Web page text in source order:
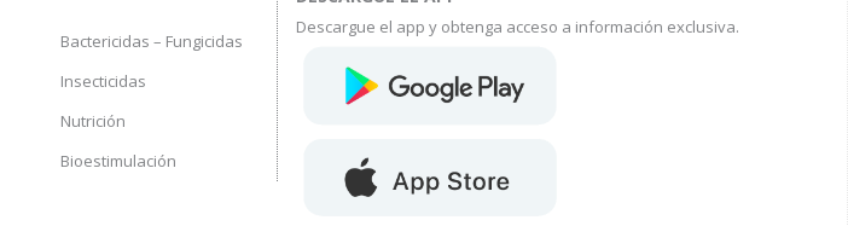
Bactericidas – Fungicidas
Insecticidas
Nutrición
Bioestimulación
Descargue el app y obtenga acceso a información exclusiva.